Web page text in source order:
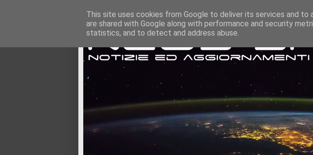
This site uses cookies from Google to deliver its services and to
are shared with Google along with performance and security
statistics, and to detect and address abuse.